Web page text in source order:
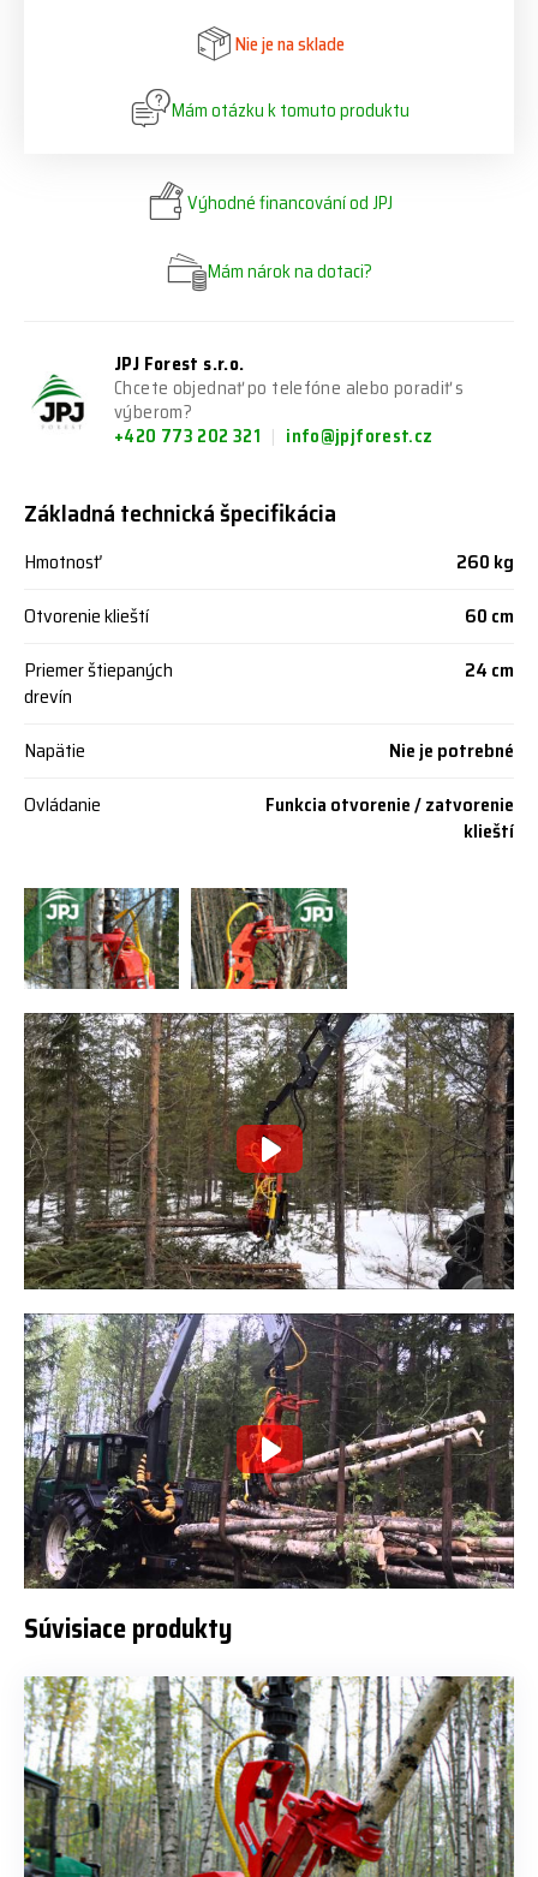
Nie je na sklade
Mám otázku k tomuto produktu
Výhodné financování od JPJ
Mám nárok na dotaci?
JPJ Forest s.r.o.
Chcete objednať po telefóne alebo poradiť s
výberom?
+420 773 202 321
info@jpjforest.cz
Základná technická špecifikácia
Hmotnosť
260 kg
Otvorenie klieští
60 cm
Priemer štiepaných
drevín
24 cm
Napätie
Nie je potrebné
Ovládanie
Funkcia otvorenie / zatvorenie
klieští
Súvisiace produkty